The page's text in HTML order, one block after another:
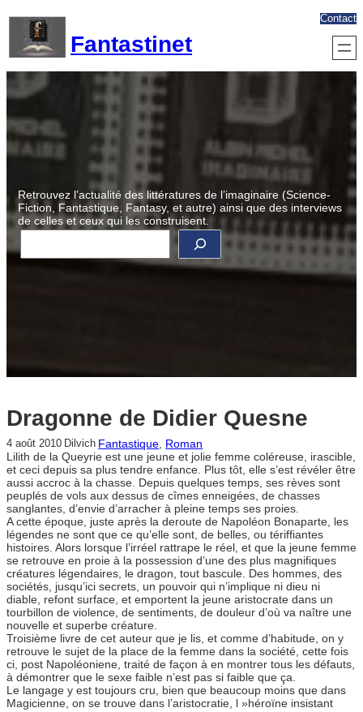
contenu
Fantastinet
Contact
Retrouvez l’actualité des littératures de l’imaginaire (Science-
Fiction, Fantastique, Fantasy, et autre) ainsi que des interviews
de celles et ceux qui les construisent.
R
c
Dragonne de Didier Quesne
4 août 2010 Dilvich Fantastique, Roman
Lilith de la Queyrie est une jeune et jolie femme coléreuse, irascible,
et ceci depuis sa plus tendre enfance. Plus tôt, elle s’est révéler être
aussi accroc à la chasse. Depuis quelques temps, ses rèves sont
peuplés de vols aux dessus de cîmes enneigées, de chasses
sanglantes, d’envie d’arracher à pleine temps ses proies.
A cette époque, juste après la deroute de Napoléon Bonaparte, les
légendes ne sont que ce qu’elle sont, de belles, ou tériffiantes
histoires. Alors lorsque l’irréel rattrape le réel, et que la jeune femme
se retrouve en proie à la possession d’une des plus magnifiques
créatures légendaires, le dragon, tout bascule. Des hommes, des
sociétés, jusqu’ici secrets, un pouvoir qui n’implique ni dieu ni
diable, refont surface, et emportent la jeune aristocrate dans un
tourbillon de violence, de sentiments, de douleur d’où va naître une
nouvelle et superbe créature.
Troisième livre de cet auteur que je lis, et comme d’habitude, on y
retrouve le sujet de la place de la femme dans la société, cette fois
ci, post Napoléoniene, traité de façon à en montrer tous les défauts,
à démontrer que le sexe faible n’est pas si faible que ça.
Le langage y est toujours cru, bien que beaucoup moins que dans
Magicienne, on se trouve dans l’aristocratie, l »héroïne insistant